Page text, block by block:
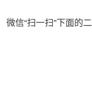
信“扫一扫”下面的